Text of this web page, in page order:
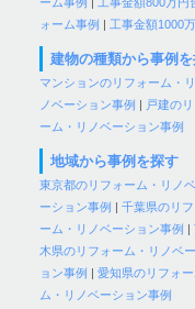
ォーム事例
工事金額1000
建物の種類から事例
マンションのリフォーム・
ノベーション事例
戸建の
ーム・リノベーション事例
地域から事例を探す
東京都のリフォーム・リノ
ーション事例
|千葉県のリ
ーム・リノベーション事例
|
木県のリフォーム・リノベ
ョン事例
|愛知県のリフォ
ム・リノベーション事例